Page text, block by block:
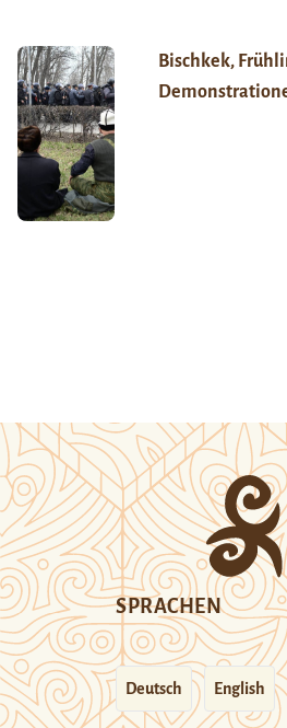
Bischkek,
SPRACHEN
Deutsch English